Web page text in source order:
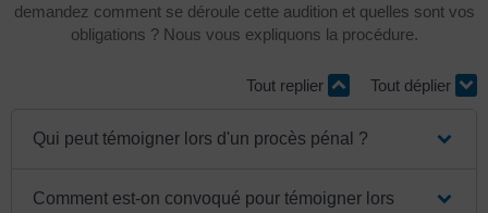
demandez comment se déroule cette audition et quelles sont vos
obligations ? Nous vous expliquons la procédure.
Tout replier Tout déplier
Qui peut témoigner lors d'un procès pénal ?
Comment est-on convoqué pour témoigner lors